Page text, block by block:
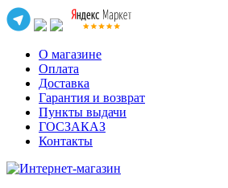
О магазине
Оплата
Доставка
Гарантия и возврат
Пункты выдачи
ГОСЗАКАЗ
Контакты